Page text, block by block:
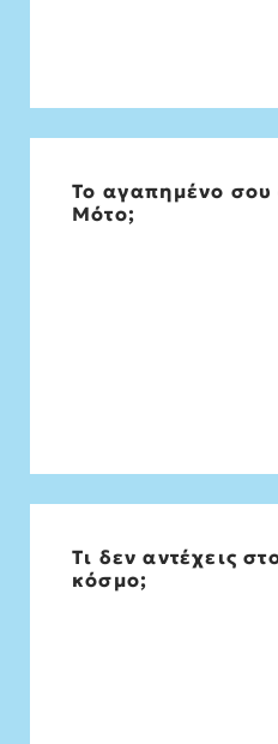
Το αγαπημένο σου
Μότο;
But poetry, beauty,
are what we stay
Τι δεν αντέχεις
κόσμο;
Την